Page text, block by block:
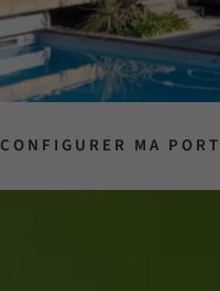
CONFIGURER MA